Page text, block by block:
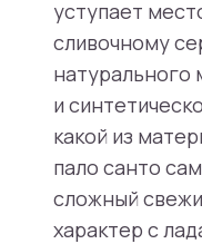
уступает
сливочному
натурального
и
какой из
пало санто
сложный
характер с